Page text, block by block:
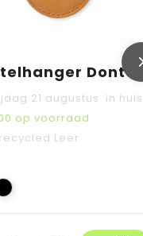
Dontex
21 augustus in huis
op voorraad
Leer